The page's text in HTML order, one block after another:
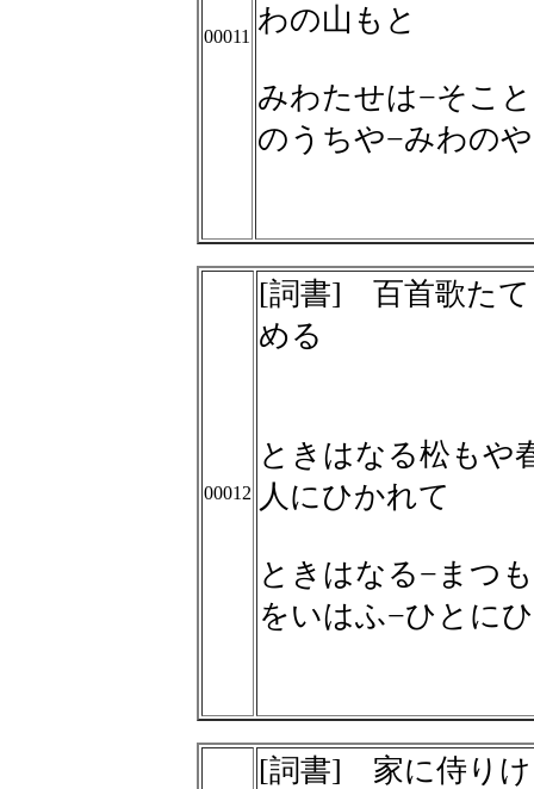
00011 わの山もと
みわたせは−そこ
のうちや−みわの
00012
[詞書] 百首歌たて
める
ときはなる松もや
人にひかれて
ときはなる−まつ
をいはふ−ひとに
[詞書] 家に侍りけ